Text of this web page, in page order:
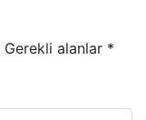
Gerekli alanlar *